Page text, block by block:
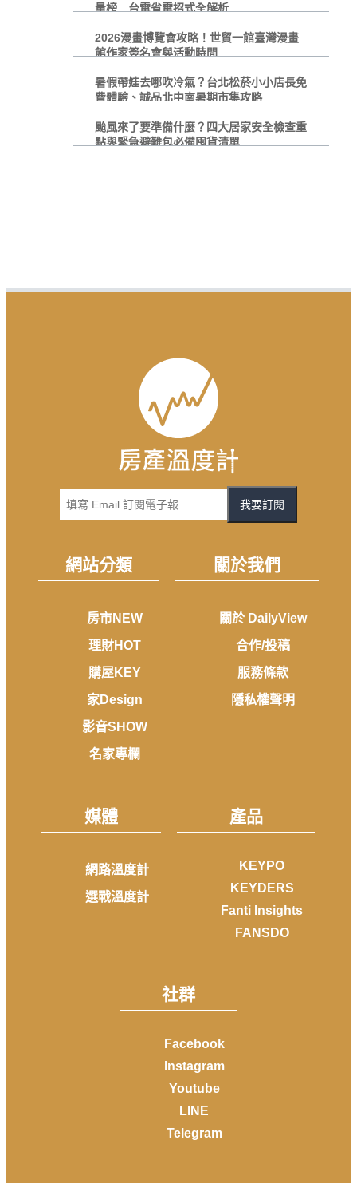
量榜 台電省電招式全解析
2026漫畫博覽會攻略！世貿一館臺灣漫畫
館作家簽名會與活動時間
暑假帶娃去哪吹冷氣？台北松菸小小店長免
費體驗、誠品北中南暑期市集攻略
颱風來了要準備什麼？四大居家安全檢查重
點與緊急避難包必備囤貨清單
我要訂閱
網站分類
房市NEW
理財HOT
購屋KEY
家Design
影音SHOW
名家專欄
關於我們
關於 DailyView
合作/投稿
服務條款
隱私權聲明
媒體
網路溫度計
選戰溫度計
產品
KEYPO
KEYDERS
Fanti Insights
FANSDO
社群
Facebook
Instagram
Youtube
LINE
Telegram